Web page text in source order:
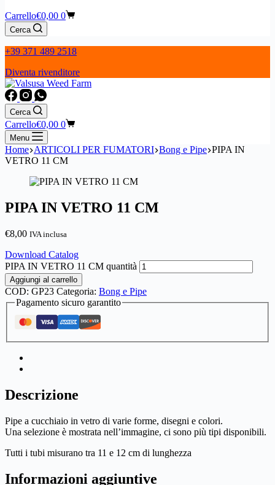
Carrello€0,00 0
Cerca
+39 371 489 2518
Diventa rivenditore
Cerca
Carrello€0,00 0
Menu
Home ARTICOLI PER FUMATORI Bong e Pipe PIPA IN
VETRO 11 CM
PIPA IN VETRO 11 CM
€8,00 IVA inclusa
Download Catalog
PIPA IN VETRO 11 CM quantità
Aggiungi al carrello
COD: GP23 Categoria: Bong e Pipe
Pagamento sicuro garantito
Descrizione
Pipe a cucchiaio in vetro di varie forme, disegni e colori.
Una selezione è mostrata nell’immagine, ci sono più tipi disponibili.
Tutti i tubi misurano tra 11 e 12 cm di lunghezza
Informazioni aggiuntive